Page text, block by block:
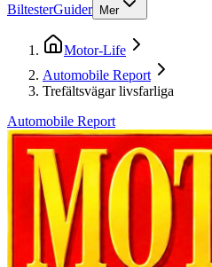
BiltesterGuider Mer
Motor-Life
Automobile Report
Trefältsvägar livsfarliga
Automobile Report